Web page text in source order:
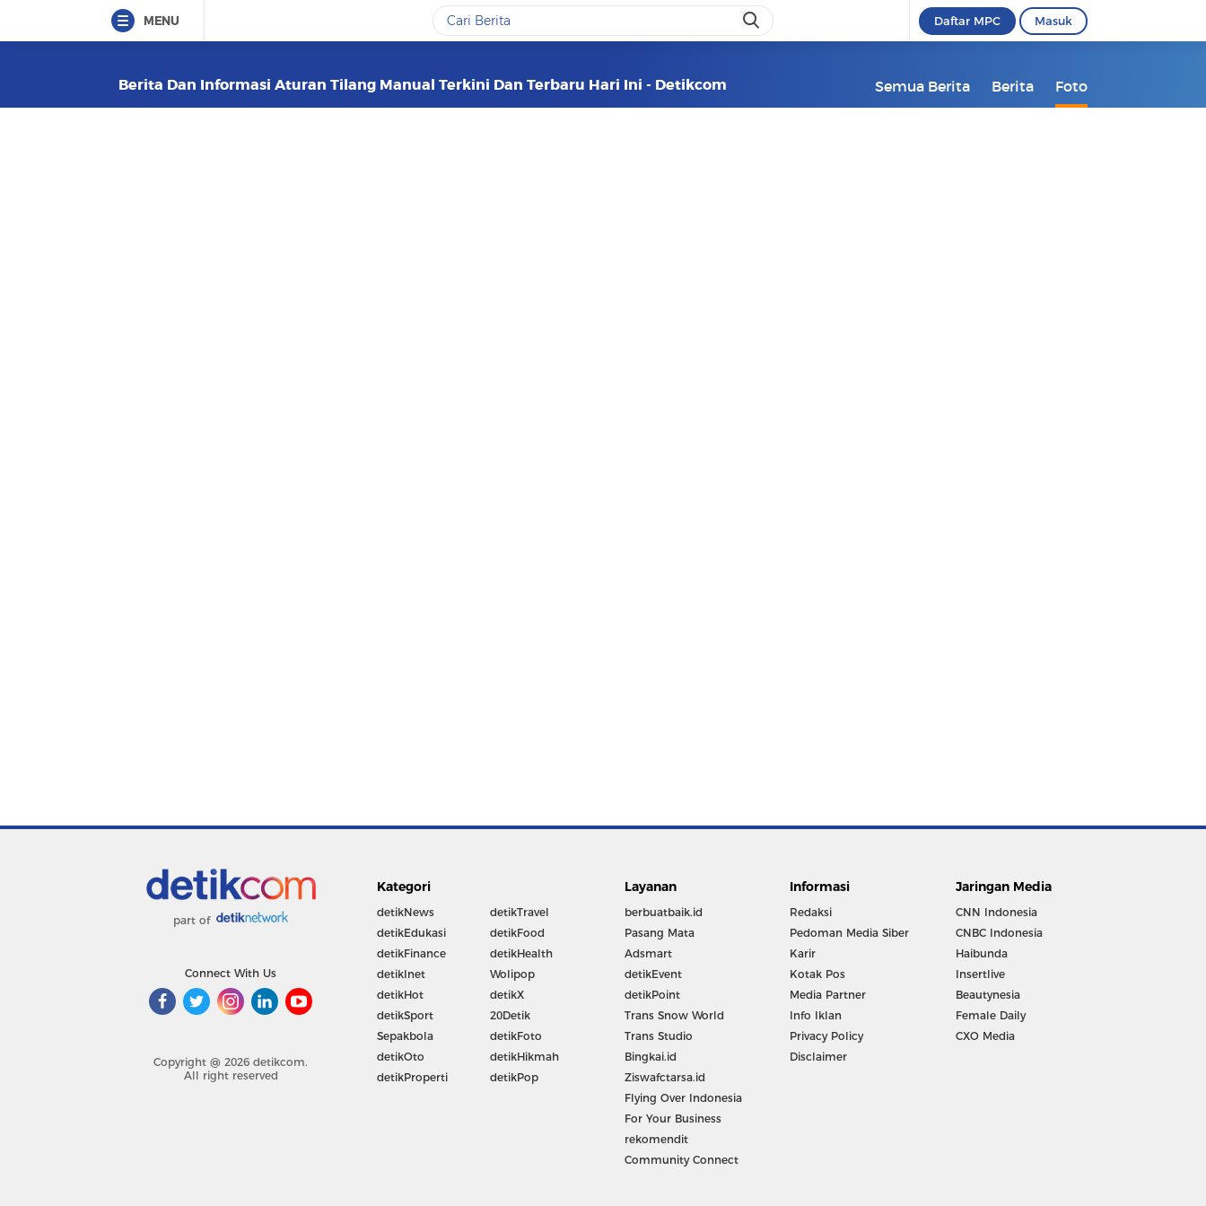
MENU Daftar MPC Masuk
Berita Dan Informasi Aturan Tilang Manual Terkini Dan Terbaru Hari Ini - Detikcom Semua Berita Berita Foto
part of
Connect With Us
Copyright @ 2026 detikcom.
All right reserved
Kategori
detikNews
detikEdukasi
detikFinance
detikInet
detikHot
detikSport
Sepakbola
detikOto
detikProperti
detikTravel
detikFood
detikHealth
Wolipop
detikX
20Detik
detikFoto
detikHikmah
detikPop
Layanan
berbuatbaik.id
Pasang Mata
Adsmart
detikEvent
detikPoint
Trans Snow World
Trans Studio
Bingkai.id
Ziswafctarsa.id
Flying Over Indonesia
For Your Business
rekomendit
Community Connect
Informasi
Redaksi
Pedoman Media Siber
Karir
Kotak Pos
Media Partner
Info Iklan
Privacy Policy
Disclaimer
Jaringan Media
CNN Indonesia
CNBC Indonesia
Haibunda
Insertlive
Beautynesia
Female Daily
CXO Media